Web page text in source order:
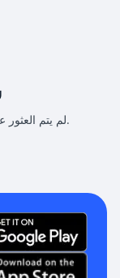
لم يتم العثور على مقالات مطابقة للبحث الذي تم تحديده.